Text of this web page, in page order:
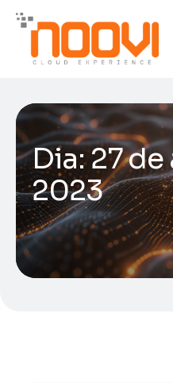
Dia:27 de
2023